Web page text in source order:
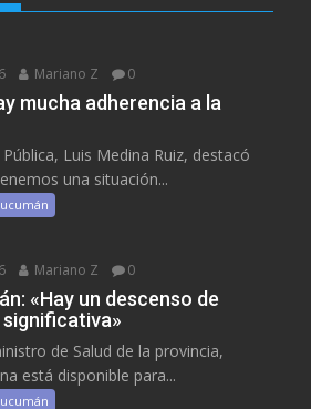
Mariano Z 0
mucha adherencia a la
Luis Medina Ruiz, destacó
una situación...
Mariano Z 0
«Hay un descenso de
de Salud de la provincia,
está disponible para...